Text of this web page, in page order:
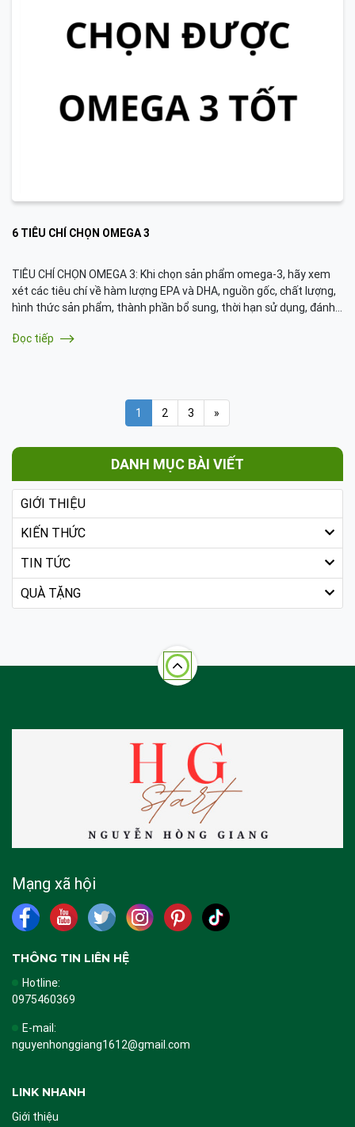
DANH MỤC BÀI VIẾT
GIỚI THIỆU
KIẾN THỨC
TIN TỨC
QUÀ TẶNG
6 TIÊU CHÍ CHỌN OMEGA 3
TIÊU CHÍ CHỌN OMEGA 3: Khi chọn sản phẩm omega-3, hãy xem
xét các tiêu chí về hàm lượng EPA và DHA, nguồn gốc, chất lượng,
hình thức sản phẩm, thành phần bổ sung, thời hạn sử dụng, đánh
chọn tốt nhất cho sức khỏe của bạn.
Đọc tiếp
1 2 3 »
Mạng xã hội
THÔNG TIN LIÊN HỆ
Hotline:
0975460369
E-mail:
nguyenhonggiang1612@gmail.com
LINK NHANH
Giới thiệu